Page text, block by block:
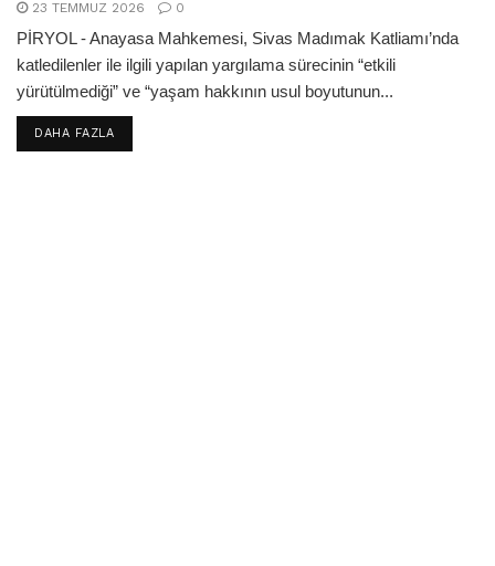
23 TEMMUZ 2026 0
PİRYOL - Anayasa Mahkemesi, Sivas Madımak Katliamı’nda
katledilenler ile ilgili yapılan yargılama sürecinin “etkili
yürütülmediği” ve “yaşam hakkının usul boyutunun...
DAHA FAZLADETAILS